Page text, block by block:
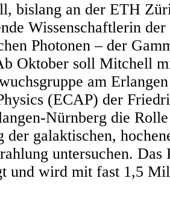
bislang an der ETH
Wissenschaftlerin der
Photonen – der
Oktober soll Mitchell
am
(ECAP) der
Nürnberg die
der galaktischen,
untersuchen. Das
und wird mit fast 1,5